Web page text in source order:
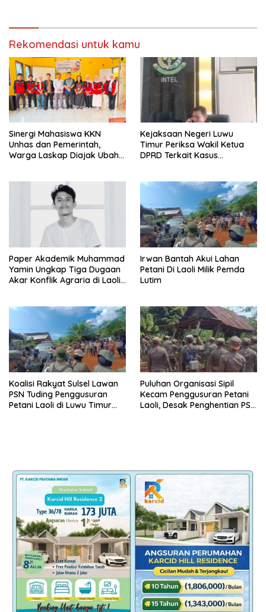
Rekomendasi untuk kamu
Sinergi Mahasiswa KKN
Unhas dan Pemerintah,
Warga Laskap Diajak Ubah
Kejaksaan Negeri Luwu
Timur Periksa Wakil Ketua
DPRD Terkait Kasus
Paper Akademik Muhammad
Yamin Ungkap Tiga Dugaan
Akar Konflik Agraria di Laoli
Irwan Bantah Akui Lahan
Petani Di Laoli Milik Pemda
Lutim
Koalisi Rakyat Sulsel Lawan
PSN Tuding Penggusuran
Petani Laoli di Luwu Timur
Puluhan Organisasi Sipil
Kecam Penggusuran Petani
Laoli, Desak Penghentian PSN